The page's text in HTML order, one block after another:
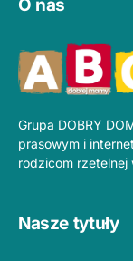
O nas
Grupa DOBRY
prasowym i
rodzicom
Nasze tytuły